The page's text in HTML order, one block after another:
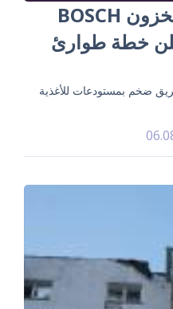
قصف روسي يلتهم مخزون BOSCH
خطة طوارئ
ضخم بمستودعات للأغذية